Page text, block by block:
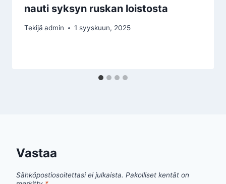
nauti syksyn ruskan loistosta
Tekijä admin 1 syyskuun, 2025
Vastaa
Sähköpostiosoitettasi ei julkaista. Pakolliset kentät on